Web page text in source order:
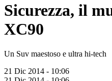
Sicurezza, il
XC90
Un Suv maestoso e ultra hi-tech
21 Dic 2014 - 10:06